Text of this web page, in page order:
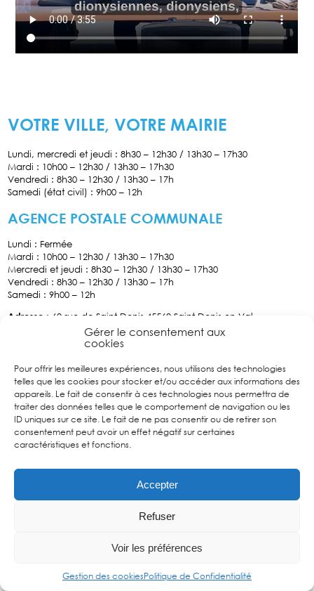
Gérer le consentement aux
cookies
Pour offrir les meilleures expériences, nous utilisons des technologies
telles que les cookies pour stocker et/ou accéder aux informations des
appareils. Le fait de consentir à ces technologies nous permettra de
traiter des données telles que le comportement de navigation ou les
ID uniques sur ce site. Le fait de ne pas consentir ou de retirer son
consentement peut avoir un effet négatif sur certaines
caractéristiques et fonctions.
Accepter
Refuser
Voir les préférences
Gestion des cookiesPolitique de Confidentialité
VOTRE VILLE, VOTRE MAIRIE
Lundi, mercredi et jeudi : 8h30 – 12h30 / 13h30 – 17h30
Mardi : 10h00 – 12h30 / 13h30 – 17h30
Vendredi : 8h30 – 12h30 / 13h30 – 17h
Samedi (état civil) : 9h00 – 12h
AGENCE POSTALE COMMUNALE
Lundi : Fermée
Mardi : 10h00 – 12h30 / 13h30 – 17h30
Mercredi et jeudi : 8h30 – 12h30 / 13h30 – 17h30
Vendredi : 8h30 – 12h30 / 13h30 – 17h
Samedi : 9h00 – 12h
Adresse : 60 rue de Saint-Denis 45560 Saint Denis-en-Val
02.38.76.70.34
Facebook
Suivez
nous sur
Facebook
Politique de
Confidentialité